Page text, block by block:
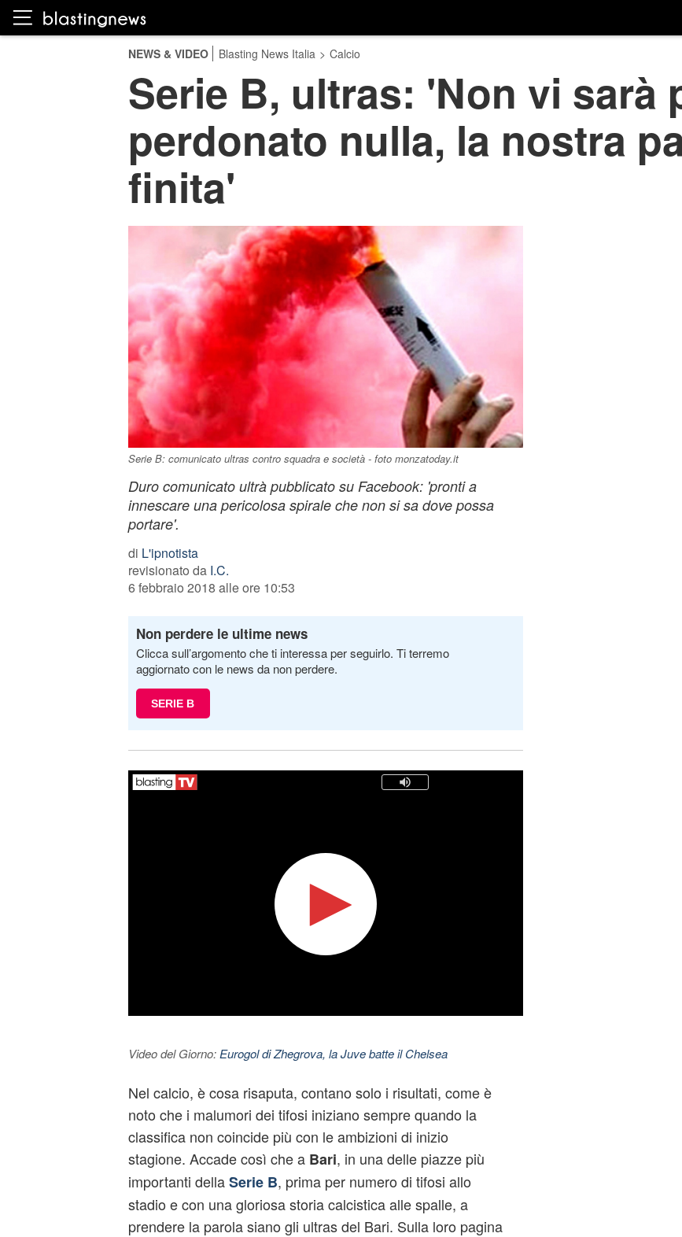
NEWS & VIDEO Blasting News Italia > Calcio
Serie B, ultras: 'Non vi sarà
perdonato nulla, la nostra
finita'
Serie B: comunicato ultras contro squadra e società - foto monzatoday.it
Duro comunicato ultrà pubblicato su Facebook: 'pronti a
innescare una pericolosa spirale che non si sa dove possa
portare'.
di L'ipnotista
revisionato da I.C.
6 febbraio 2018 alle ore 10:53
Non perdere le ultime news
Clicca sull’argomento che ti interessa per seguirlo. Ti terremo
aggiornato con le news da non perdere.
SERIE B
Video del Giorno: Eurogol di Zhegrova, la Juve batte il Chelsea
Nel calcio, è cosa risaputa, contano solo i risultati, come è
noto che i malumori dei tifosi iniziano sempre quando la
classifica non coincide più con le ambizioni di inizio
stagione. Accade così che a Bari, in una delle piazze più
importanti dellaSerie B, prima per numero di tifosi allo
stadio e con una gloriosa storia calcistica alle spalle, a
prendere la parola siano gli ultrasdel Bari. Sulla loro pagina